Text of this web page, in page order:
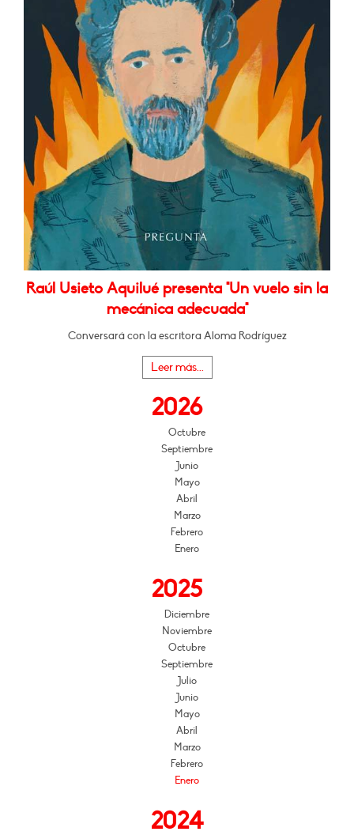
Raúl Usieto Aquilué presenta "Un vuelo sin la
mecánica adecuada"
Conversará con la escritora Aloma Rodríguez
Leer más...
2026
Octubre
Septiembre
Junio
Mayo
Abril
Marzo
Febrero
Enero
2025
Diciembre
Noviembre
Octubre
Septiembre
Julio
Junio
Mayo
Abril
Marzo
Febrero
Enero
2024